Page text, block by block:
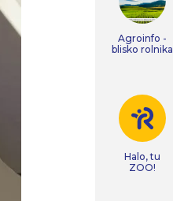
Agroinfo -
blisko rolnika
Halo, tu
ZOO!